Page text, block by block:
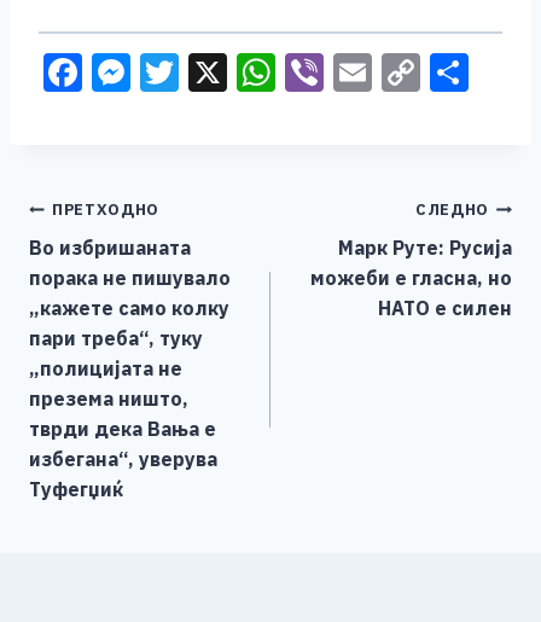
F
b
o
o
k
M
n
g
er
T X W Vi E C
Li
n
k
Навигација
на
напис
ПРЕТХОДНО
Во избришаната
порака не пишувало
„кажете само колку
пари треба“, туку
„полицијата не
презема ништо,
тврди дека Вања е
избегана“, уверува
Туфегџиќ
СЛЕДНО
Марк Руте: Русија
можеби е гласна, но
НАТО е силен